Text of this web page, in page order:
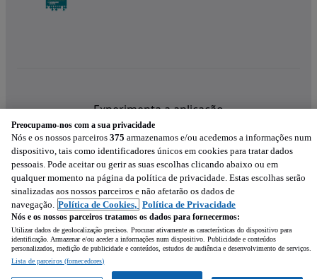
Experimenta a aplicação
Preocupamo-nos com a sua privacidade
Nós e os nossos parceiros 375 armazenamos e/ou acedemos a informações num
dispositivo, tais como identificadores únicos em cookies para tratar dados
pessoais. Pode aceitar ou gerir as suas escolhas clicando abaixo ou em
qualquer momento na página da política de privacidade. Estas escolhas serão
sinalizadas aos nossos parceiros e não afetarão os dados de
navegação. Política de Cookies, Política de Privacidade
Nós e os nossos parceiros tratamos os dados para fornecermos:
Utilizar dados de geolocalização precisos. Procurar ativamente as características do dispositivo para
identificação. Armazenar e/ou aceder a informações num dispositivo. Publicidade e conteúdos
personalizados, medição de publicidade e conteúdos, estudos de audiência e desenvolvimento de serviços.
Lista de parceiros (fornecedores)